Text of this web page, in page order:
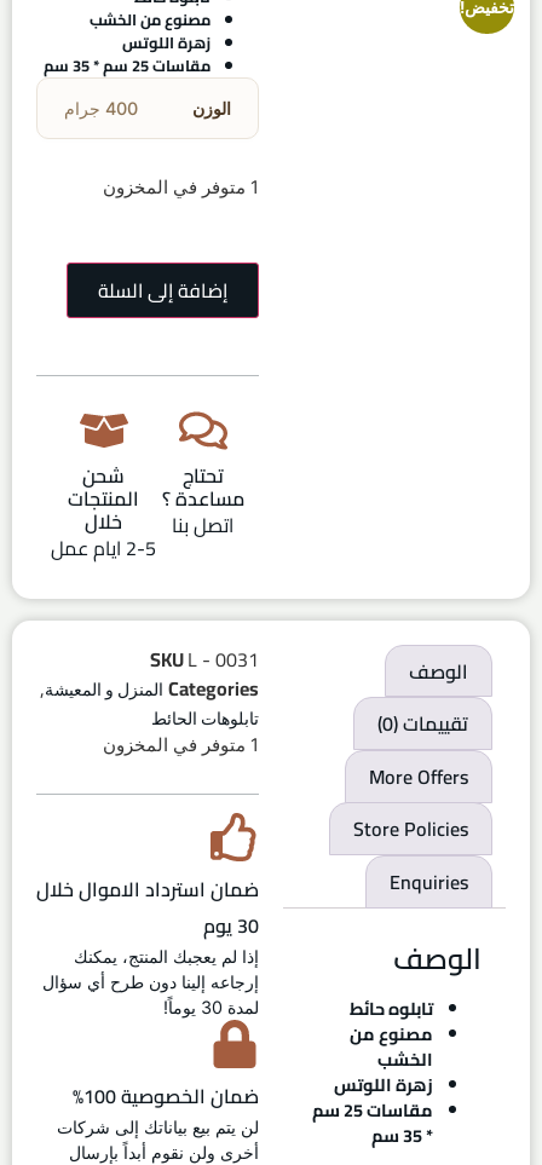
تخفيض! مصنوع من الخشب
زهرة اللوتس
مقاسات 25 سم * 35 سم
الوزن 400 جرام
1 متوفر في المخزون
إضافة إلى السلة
تحتاج
مساعدة ؟
اتصل بنا
شحن
المنتجات
خلال
2-5 ايام عمل
الوصف
تقييمات (0)
More Offers
Store Policies
Enquiries
الوصف
تابلوه حائط
مصنوع من
الخشب
زهرة اللوتس
مقاسات 25 سم
* 35 سم
SKUL - 0031
Categories المنزل و المعيشة,
تابلوهات الحائط
1 متوفر في المخزون
ضمان استرداد الاموال خلال
30 يوم
إذا لم يعجبك المنتج، يمكنك
إرجاعه إلينا دون طرح أي سؤال
لمدة 30 يوماً!
ضمان الخصوصية 100%
لن يتم بيع بياناتك إلى شركات
أخرى ولن نقوم أبداً بإرسال